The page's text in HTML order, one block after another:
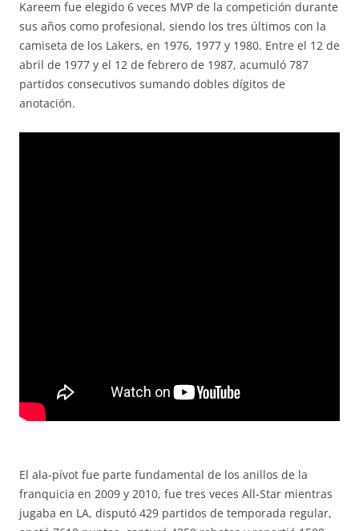
Kareem fue elegido 6 veces MVP de la competición durante
sus años como profesional, siendo los tres últimos con la
camiseta de los Lakers, en 1976, 1977 y 1980. Entre el 12 de
abril de 1977 y el 12 de febrero de 1987, acumuló 787
partidos consecutivos sumando dobles dígitos de
anotación.
El ala-pívot fue parte fundamental de los anillos de la
franquicia en 2009 y 2010, fue tres veces All-Star mientras
jugaba en LA, disputó 429 partidos de temporada regular,